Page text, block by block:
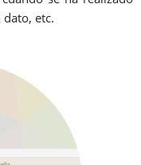
etc.